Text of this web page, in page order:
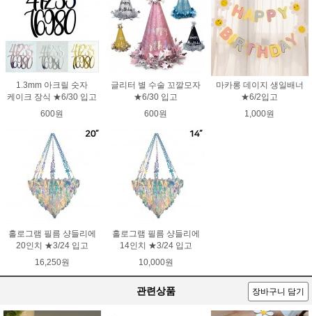
1.3mm 아크릴 숫자
케이크 장식 ★6/30 입고
600원
글리터 별 수술 꼬깔모자
★6/30 입고
600원
마카롱 데이지 생일배너
★6/2입고
1,000원
홀로그램 필름 샹들리에
20인치 ★3/24 입고
16,250원
홀로그램 필름 샹들리에
14인치 ★3/24 입고
10,000원
관련상품 장바구니 담기